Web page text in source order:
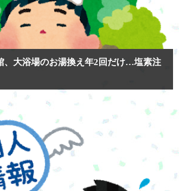
、大浴場のお湯換え年2回だけ…塩素注